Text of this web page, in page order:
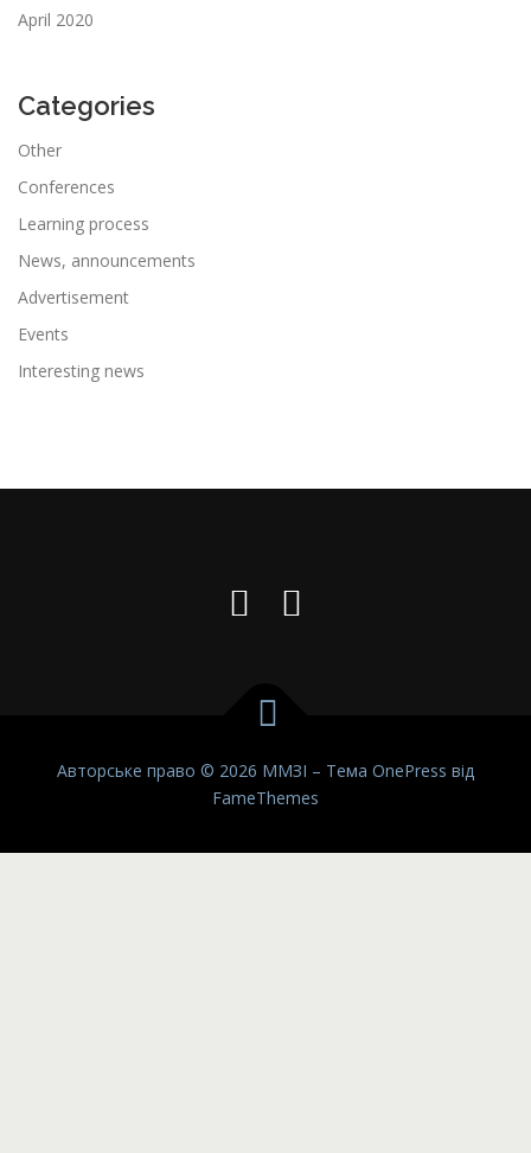
April 2020
Categories
Other
Conferences
Learning process
News, announcements
Advertisement
Events
Interesting news
Авторське право © 2026 ММЗІ – Тема OnePress від
FameThemes